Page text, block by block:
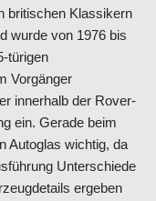
britischen Klassikern
wurde von 1976 bis
türigen
Vorgänger
innerhalb der Rover-
ein. Gerade beim
Autoglas wichtig, da
Unterschiede
ergeben